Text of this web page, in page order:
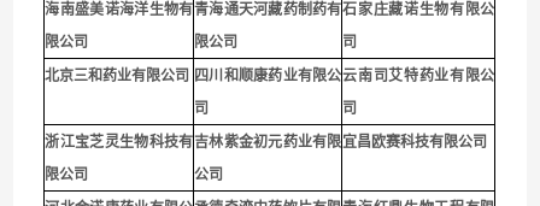
海南盛美诺海洋生物有
限公司
青海通天河藏药制药有
限公司
石家庄藏诺生物有限公
司
北京三和药业有限公司 四川和顺康药业有限公
司
云南司艾特药业有限公
司
浙江宝芝灵生物科技有
限公司
吉林紫金初元药业有限
公司
宜昌欧赛科技有限公司